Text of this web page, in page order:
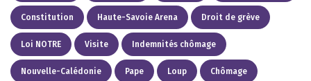
Constitution Haute-Savoie Arena Droit de grève
Loi NOTRE Visite Indemnités chômage
Nouvelle-Calédonie Pape Loup Chômage